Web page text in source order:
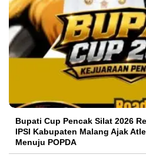
Bupati Cup Pencak Silat 2026
IPSI Kabupaten Malang Ajak
Menuju POPDA